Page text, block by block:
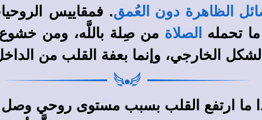
الظاهرة دون العُمق. فمقاييس
تحمله
الصلاة من صِلة باللَّه، ومن
الخارجي، وإنما بعفة القلب من
ما ارتفع القلب بسبب مستوى روحي وصل